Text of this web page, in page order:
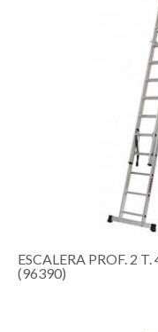
ESCALERA PROF. 2
(96390)